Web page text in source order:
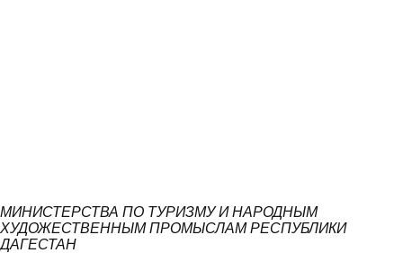
МИНИСТЕРСТВА ПО ТУРИЗМУ И НАРОДНЫМ
ХУДОЖЕСТВЕННЫМ ПРОМЫСЛАМ РЕСПУБЛИКИ
ДАГЕСТАН